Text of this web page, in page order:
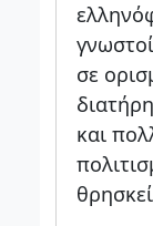
σε
και